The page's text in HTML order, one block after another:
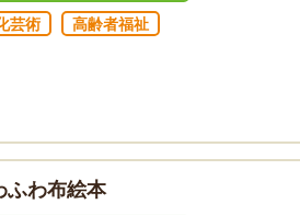
芸術
高齢者福祉
ふわ布絵本